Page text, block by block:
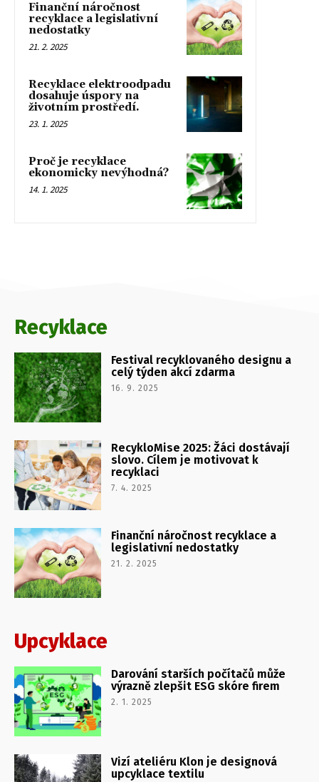
Finanční náročnost
recyklace a legislativní
nedostatky
21. 2. 2025
Recyklace elektroodpadu
dosahuje úspory na
životním prostředí.
23. 1. 2025
Proč je recyklace
ekonomicky nevýhodná?
14. 1. 2025
Recyklace
Festival recyklovaného designu a
celý týden akcí zdarma
16. 9. 2025
RecykloMise 2025: Žáci dostávají
slovo. Cílem je motivovat k
recyklaci
7. 4. 2025
Finanční náročnost recyklace a
legislativní nedostatky
21. 2. 2025
Upcyklace
Darování starších počítačů může
výrazně zlepšit ESG skóre firem
2. 1. 2025
Vizí ateliéru Klon je designová
upcyklace textilu